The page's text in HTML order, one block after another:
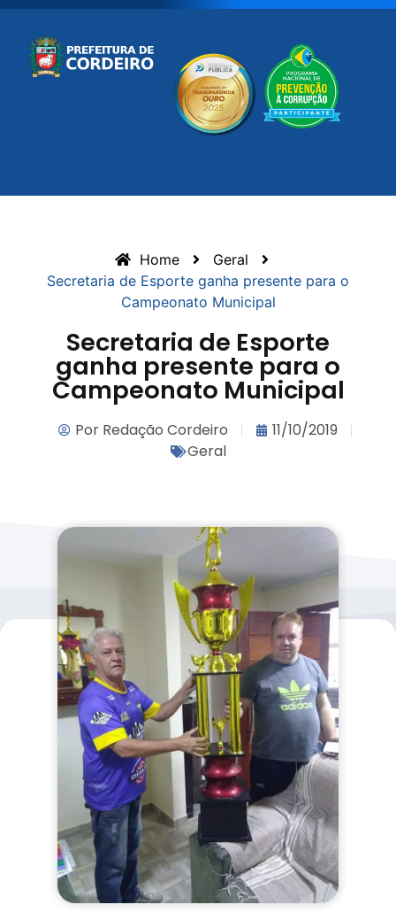
Home
Geral
Secretaria de Esporte ganha presente para o
Campeonato Municipal
Secretaria de Esporte
ganha presente para o
Campeonato Municipal
PorRedação Cordeiro
11/10/2019
Geral